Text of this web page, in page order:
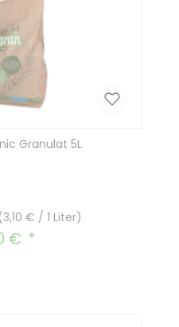
Granulat 5L
(3,10 € / 1 Liter)
Preis:
€